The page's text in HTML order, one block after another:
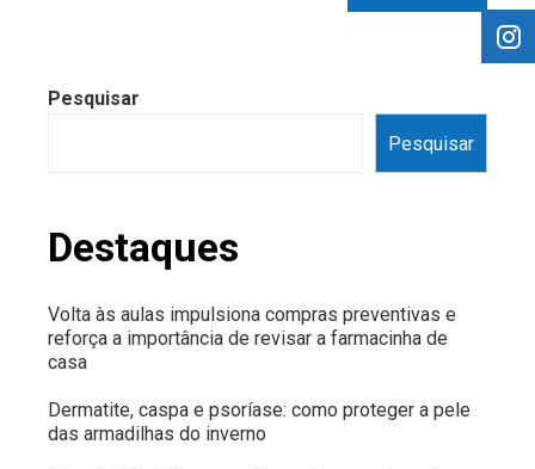
Pesquisar
Pesquisar
Destaques
Volta às aulas impulsiona compras preventivas e
reforça a importância de revisar a farmacinha de
casa
Dermatite, caspa e psoríase: como proteger a pele
das armadilhas do inverno